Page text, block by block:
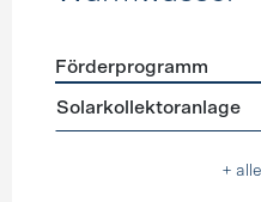
Förderprogramme
Förderprogramm
Solarkollektoranlage
+